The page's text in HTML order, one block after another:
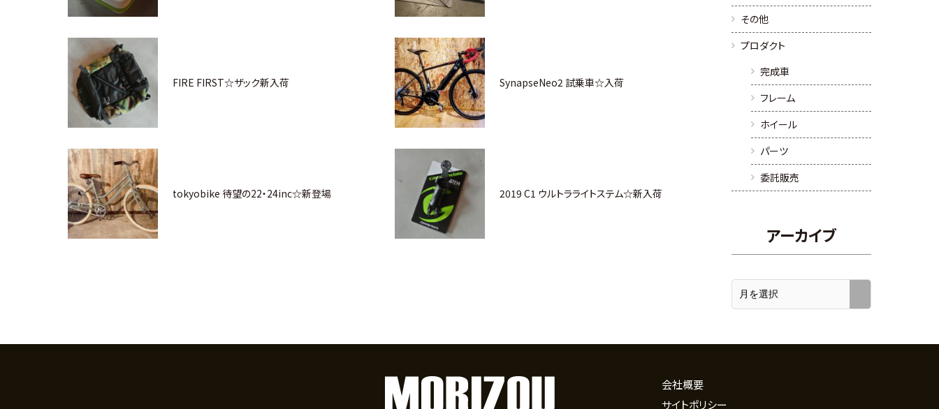
FIRE FIRST☆ザック新入荷 SynapseNeo2 試乗車☆入荷
tokyobike 待望の22・24inc☆新登場 2019 C1 ウルトラライトステム☆新入荷
その他
プロダクト
完成車
フレーム
ホイール
パーツ
委託販売
アーカイブ
会社概要
サイトポリシー